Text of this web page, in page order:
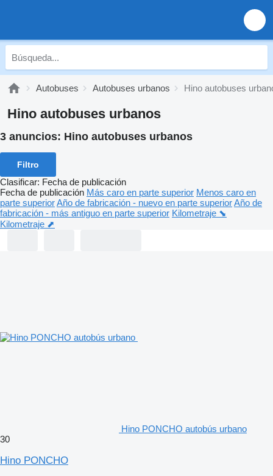
Autobuses Autobuses urbanos Hino autobuses
Hino autobuses urbanos
3 anuncios: Hino autobuses urbanos
Filtro
Clasificar: Fecha de publicación
Fecha de publicación Más caro en parte superior Menos caro en
parte superiorAño de fabricación - nuevo en parte superiorAño de
fabricación - más antiguo en parte superior Kilometraje ⬊
Kilometraje ⬈
Hino PONCHO autobús urbano
30
Hino PONCHO